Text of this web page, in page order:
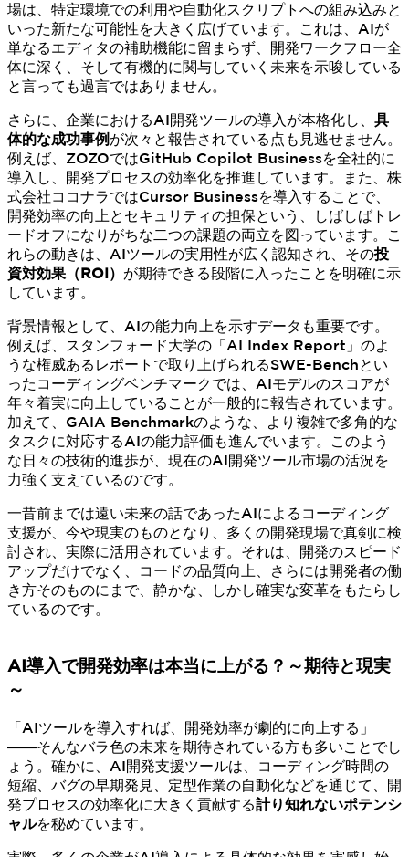
場は、特定環境での利用や自動化スクリプトへの組み込みと
いった新たな可能性を大きく広げています。これは、AIが
単なるエディタの補助機能に留まらず、開発ワークフロー全
体に深く、そして有機的に関与していく未来を示唆している
と言っても過言ではありません。
さらに、企業におけるAI開発ツールの導入が本格化し、 具
体的な成功事例 が次々と報告されている点も見逃せません。
例えば、ZOZOではGitHub Copilot Businessを全社的に
導入し、開発プロセスの効率化を推進しています。また、株
式会社ココナラではCursor Businessを導入することで、
開発効率の向上とセキュリティの担保という、しばしばトレ
ードオフになりがちな二つの課題の両立を図っています。こ
れらの動きは、AIツールの実用性が広く認知され、その投
資対効果（ROI） が期待できる段階に入ったことを明確に示
しています。
背景情報として、AIの能力向上を示すデータも重要です。
例えば、スタンフォード大学の「AI Index Report」のよ
うな権威あるレポートで取り上げられるSWE-Benchとい
ったコーディングベンチマークでは、AIモデルのスコアが
年々着実に向上していることが一般的に報告されています。
加えて、GAIA Benchmarkのような、より複雑で多角的な
タスクに対応するAIの能力評価も進んでいます。このよう
な日々の技術的進歩が、現在のAI開発ツール市場の活況を
力強く支えているのです。
一昔前までは遠い未来の話であったAIによるコーディング
支援が、今や現実のものとなり、多くの開発現場で真剣に検
討され、実際に活用されています。それは、開発のスピード
アップだけでなく、コードの品質向上、さらには開発者の働
き方そのものにまで、静かな、しかし確実な変革をもたらし
ているのです。
AI導入で開発効率は本当に上がる？～期待と現実
～
「AIツールを導入すれば、開発効率が劇的に向上する」
――そんなバラ色の未来を期待されている方も多いことでし
ょう。確かに、AI開発支援ツールは、コーディング時間の
短縮、バグの早期発見、定型作業の自動化などを通じて、開
発プロセスの効率化に大きく貢献する計り知れないポテンシ
ャルを秘めています。